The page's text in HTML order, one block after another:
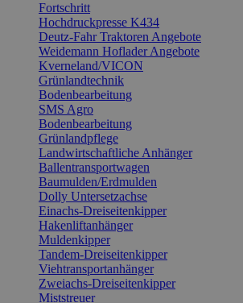
Fortschritt
Hochdruckpresse K434
Deutz-Fahr Traktoren Angebote
Weidemann Hoflader Angebote
Kverneland/VICON
Grünlandtechnik
Bodenbearbeitung
SMS Agro
Bodenbearbeitung
Grünlandpflege
Landwirtschaftliche Anhänger
Ballentransportwagen
Baumulden/Erdmulden
Dolly Untersetzachse
Einachs-Dreiseitenkipper
Hakenliftanhänger
Muldenkipper
Tandem-Dreiseitenkipper
Viehtransportanhänger
Zweiachs-Dreiseitenkipper
Miststreuer